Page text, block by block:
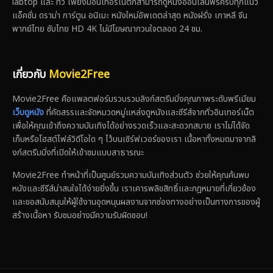
แอ็คชั่น ดราม่า การ์ตูน อนิเมะ หนังใหม่อัพเดตล่าสุด หนังฝรั่ง เกาหลี จีน
พากย์ไทย ซับไทย HD 4K ไม่มีโฆษณากวนใจตลอด 24 ชม.
เกี่ยวกับ Movie2Free
Movie2Free คือแพลตฟอร์มรวบรวมลิงก์สตรีมมิ่งคุณภาพระดับพรีเมียม
เว็บดูหนังที่คัดสรรและจัดหมวดหมู่แหล่งดูหนังและซีรีส์จากทั่วอินเทอร์เน็ต
เพื่อให้คุณเข้าถึงความบันเทิงได้อย่างรวดเร็วและสะดวกสบาย เราไม่ได้จัด
เก็บหรือโฮสต์ไฟล์วิดีโอใด ๆ ไว้บนเซิร์ฟเวอร์ของเรา เนื้อหาทั้งหมดมาจากลิ
งก์สตรีมมิ่งที่เปิดให้เข้าชมแบบสาธารณะ
Movie2Free ทำหน้าที่เป็นศูนย์รวมความบันเทิงส่วนตัว ช่วยให้คุณค้นพบ
หนังและซีรีส์น่าสนใจได้ง่ายยิ่งขึ้น เราเคารพลิขสิทธิ์และกฎหมายที่เกี่ยวข้อง
และขอสนับสนุนให้ผู้ใช้งานอุดหนุนผลงานจากช่องทางอย่างเป็นทางการของผู้
สร้างเนื้อหา รับชมอย่างมีความรับผิดชอบ!